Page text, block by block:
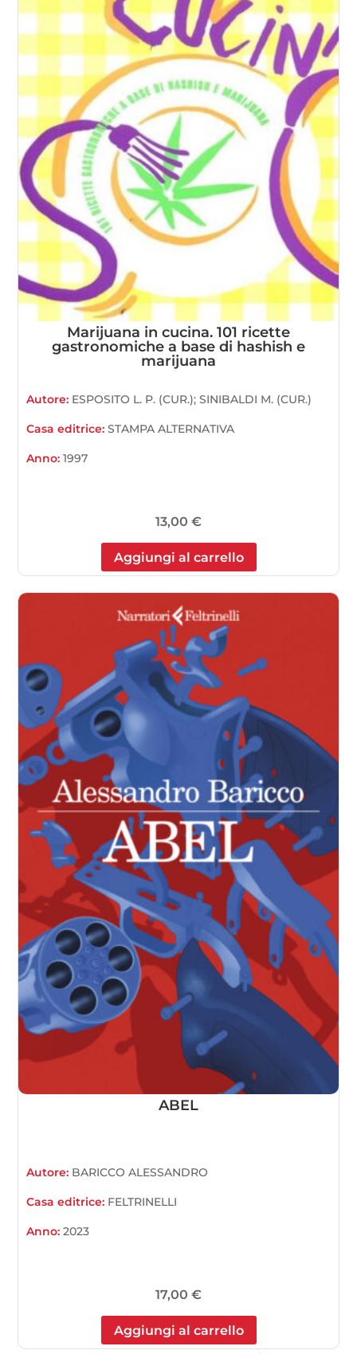
Marijuana in cucina. 101 ricette
gastronomiche a base di hashish e
marijuana
Autore: ESPOSITO L. P. (CUR.); SINIBALDI M. (CUR.)
Casa editrice:STAMPA ALTERNATIVA
Anno:1997
13,00 €
Aggiungi al carrello
ABEL
Autore: BARICCO ALESSANDRO
Casa editrice: FELTRINELLI
Anno:2023
17,00 €
Aggiungi al carrello